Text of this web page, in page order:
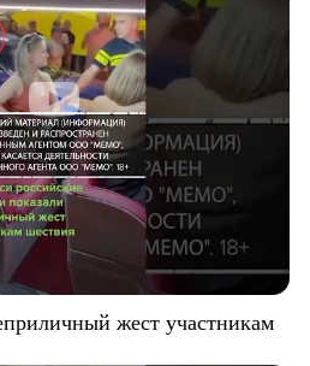
жест участникам